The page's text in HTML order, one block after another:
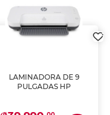
LAMINADORA DE 9
PULGADAS HP